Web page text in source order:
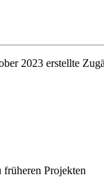
2023 erstellte
Projekten